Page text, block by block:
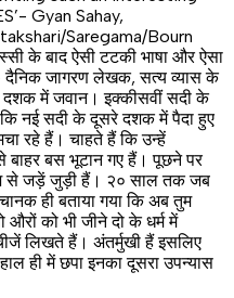
Gyan Sahay,
Saregama/Bourn
के बाद ऐसी टटकी भाषा और ऐसा
दैनिक जागरण लेखक, सत्य व्यास के
में जवान। इक्कीसवीं सदी के
नई सदी के दूसरे दशक में पैदा हुए
रहे हैं। चाहते हैं कि उन्हें
बाहर बस भूटान गए हैं। पूछने पर
से जड़ें जुड़ी हैं। २० साल तक जब
ही बताया गया कि अब तुम
को भी जीने दो के धर्म में
लिखते हैं। अंतर्मुखी हैं इसलिए
ही में छपा इनका दूसरा उपन्यास